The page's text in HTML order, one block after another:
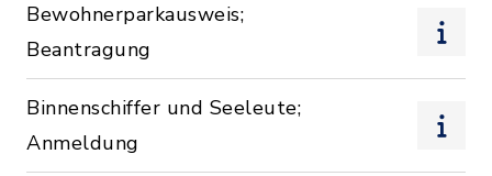
Bewohnerparkausweis;
Beantragung
Binnenschiffer und Seeleute;
Anmeldung